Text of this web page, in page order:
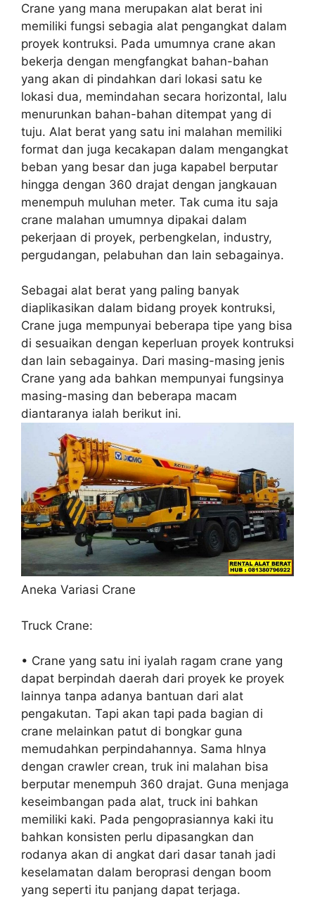
Crane yang mana merupakan alat berat ini
memiliki fungsi sebagia alat pengangkat dalam
proyek kontruksi. Pada umumnya crane akan
bekerja dengan mengfangkat bahan-bahan
yang akan di pindahkan dari lokasi satu ke
lokasi dua, memindahan secara horizontal, lalu
menurunkan bahan-bahan ditempat yang di
tuju. Alat berat yang satu ini malahan memiliki
format dan juga kecakapan dalam mengangkat
beban yang besar dan juga kapabel berputar
hingga dengan 360 drajat dengan jangkauan
menempuh muluhan meter. Tak cuma itu saja
crane malahan umumnya dipakai dalam
pekerjaan di proyek, perbengkelan, industry,
pergudangan, pelabuhan dan lain sebagainya.
Sebagai alat berat yang paling banyak
diaplikasikan dalam bidang proyek kontruksi,
Crane juga mempunyai beberapa tipe yang bisa
di sesuaikan dengan keperluan proyek kontruksi
dan lain sebagainya. Dari masing-masing jenis
Crane yang ada bahkan mempunyai fungsinya
masing-masing dan beberapa macam
diantaranya ialah berikut ini.
Aneka Variasi Crane
Truck Crane:
• Crane yang satu ini iyalah ragam crane yang
dapat berpindah daerah dari proyek ke proyek
lainnya tanpa adanya bantuan dari alat
pengakutan. Tapi akan tapi pada bagian di
crane melainkan patut di bongkar guna
memudahkan perpindahannya. Sama hlnya
dengan crawler crean, truk ini malahan bisa
berputar menempuh 360 drajat. Guna menjaga
keseimbangan pada alat, truck ini bahkan
memiliki kaki. Pada pengoprasiannya kaki itu
bahkan konsisten perlu dipasangkan dan
rodanya akan di angkat dari dasar tanah jadi
keselamatan dalam beroprasi dengan boom
yang seperti itu panjang dapat terjaga.